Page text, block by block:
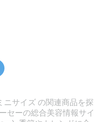
ニサイズ の関連商品を探
セーの総合美容情報サイ